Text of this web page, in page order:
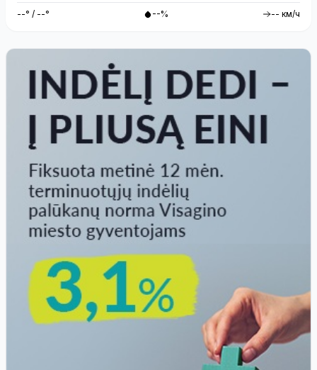
--° / --° --% -- км/ч